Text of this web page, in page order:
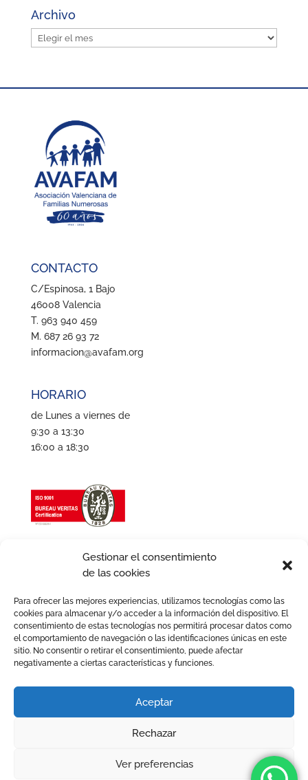
Gestionar el consentimiento
de las cookies
Para ofrecer las mejores experiencias, utilizamos tecnologías como las
cookies para almacenar y/o acceder a la información del dispositivo. El
consentimiento de estas tecnologías nos permitirá procesar datos como
el comportamiento de navegación o las identificaciones únicas en este
sitio. No consentir o retirar el consentimiento, puede afectar
negativamente a ciertas características y funciones.
Aceptar
Rechazar
Ver preferencias
Archivo
Archivo
CONTACTO
C/Espinosa, 1 Bajo
46008 Valencia
T. 963 940 459
M. 687 26 93 72
informacion@avafam.org
HORARIO
de Lunes a viernes de
9:30 a 13:30
16:00 a 18:30
Términos y condiciones
drets reservats.